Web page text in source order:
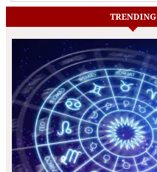
TRENDING